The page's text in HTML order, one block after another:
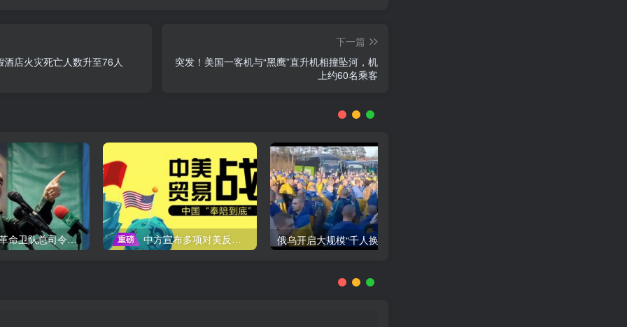
店火灾死亡人数升至76人
下一篇
突发！美国一客机与“黑鹰”直升机相撞坠河，机
上约60名乘客
司令被暗杀，中东局势再添变数 重磅 中方宣布多项对美反制措施，坚决维护自身权益